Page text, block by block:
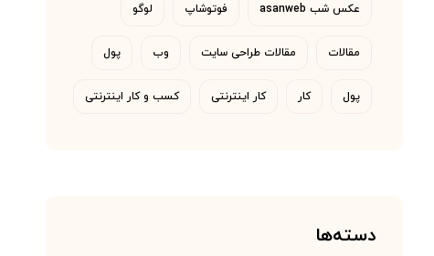
عکس شب asanweb فوتوشاپ لوگو
مقالات مقالات طراحی سایت وب پول
پول کار کار اینترنتی کسب و کار اینترنتی
دسته‌ها